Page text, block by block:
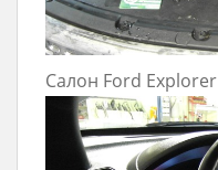
Салон Ford Explorer